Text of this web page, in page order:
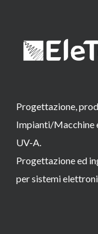
Progettazione,
Impianti/Macchine
UV-A.
Progettazione ed
per sistemi